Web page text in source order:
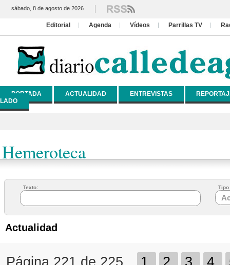
sábado, 8 de agosto de 2026
Editorial Agenda Vídeos Parrillas TV
PORTADA ACTUALIDAD ENTREVISTAS
LADO
Hemeroteca
Texto: Tipo
Actualidad
Página 221 de 225 1 2 3 4